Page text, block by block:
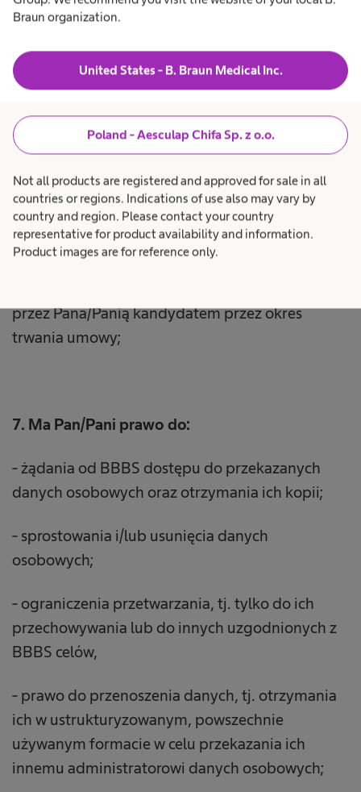
Braun organization.
United States - B. Braun Medical Inc.
Poland - Aesculap Chifa Sp. z o.o.
Not all products are registered and approved for sale in all
countries or regions. Indications of use also may vary by
country and region. Please contact your country
representative for product availability and information.
Product images are for reference only.
6.Dane osobowe będą przetwarzane przez
okres
przeprowadzenia postępowania
w przypadku:
- nie przyjęcia wskazanego przez Pana/Panią
kandydata przez okres niezbędny do usunięcia
danych, lecz nie dłużej niż przez okres 3 m-cy od
czasu otrzymania zgłoszenia;
przez Pana/Panią kandydatem przez okres
trwania umowy;
7. Ma Pan/Pani prawo do:
- żądania od BBBS dostępu do przekazanych
danych osobowych oraz otrzymania ich kopii;
- sprostowania i/lub usunięcia danych
osobowych;
- ograniczenia przetwarzania, tj. tylko do ich
przechowywania lub do innych uzgodnionych z
BBBS celów,
- prawo do przenoszenia danych, tj. otrzymania
ich w ustrukturyzowanym, powszechnie
używanym formacie w celu przekazania ich
innemu administratorowi danych osobowych;